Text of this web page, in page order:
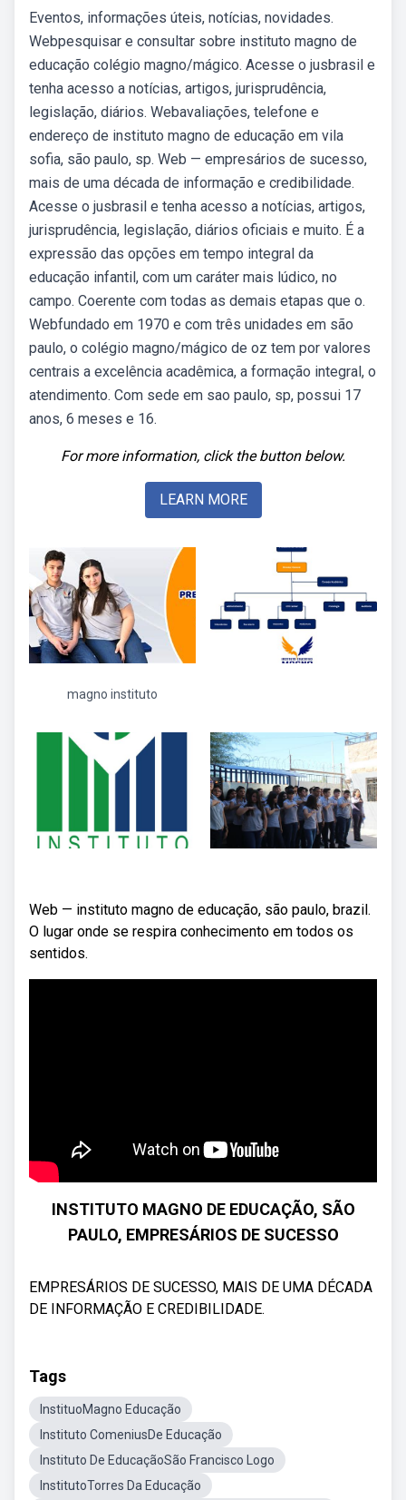
Eventos, informações úteis, notícias, novidades.
Webpesquisar e consultar sobre instituto magno de
educação colégio magno/mágico. Acesse o jusbrasil e
tenha acesso a notícias, artigos, jurisprudência,
legislação, diários. Webavaliações, telefone e
endereço de instituto magno de educação em vila
sofia, são paulo, sp. Web — empresários de sucesso,
mais de uma década de informação e credibilidade.
Acesse o jusbrasil e tenha acesso a notícias, artigos,
jurisprudência, legislação, diários oficiais e muito. É a
expressão das opções em tempo integral da
educação infantil, com um caráter mais lúdico, no
campo. Coerente com todas as demais etapas que o.
Webfundado em 1970 e com três unidades em são
paulo, o colégio magno/mágico de oz tem por valores
centrais a excelência acadêmica, a formação integral, o
atendimento. Com sede em sao paulo, sp, possui 17
anos, 6 meses e 16.
For more information, click the button below.
LEARN MORE
magno instituto
Web — instituto magno de educação, são paulo, brazil.
O lugar onde se respira conhecimento em todos os
sentidos.
INSTITUTO MAGNO DE EDUCAÇÃO, SÃO
PAULO, EMPRESÁRIOS DE SUCESSO
EMPRESÁRIOS DE SUCESSO, MAIS DE UMA DÉCADA
DE INFORMAÇÃO E CREDIBILIDADE.
Tags
InstituoMagno Educação
Instituto ComeniusDe Educação
Instituto De EducaçãoSão Francisco Logo
InstitutoTorres Da Educação